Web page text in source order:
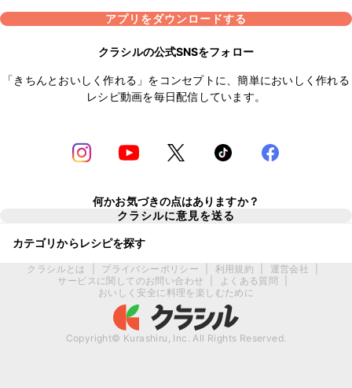
アプリをダウンロードする
クラシルの公式SNSをフォロー
「きちんとおいしく作れる」をコンセプトに、簡単においしく作れる
レシピ動画を毎日配信しています。
何かお気づきの点はありますか？
クラシルに意見を送る
カテゴリからレシピを探す
クラシルとは プライバシーポリシー 利用規約 運営会社
サービスに関してのお問い合わせ
よくある質問
おいしく安全に料理を楽しむために
Copyright© Kurashiru, Inc. All Rights Reserved.